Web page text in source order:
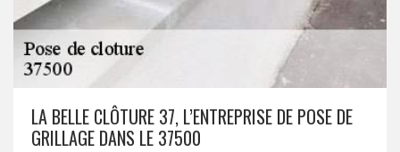
LA BELLE CLÔTURE 37, L’ENTREPRISE DE POSE DE
GRILLAGE DANS LE 37500